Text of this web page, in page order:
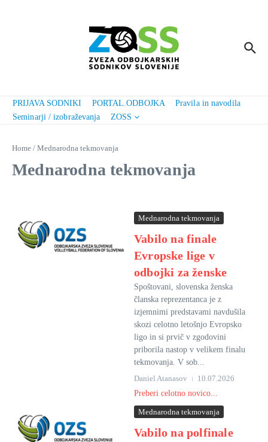
PRIJAVA SODNIKI PORTAL.ODBOJKA
Pravila in navodila
Seminarji / izobraževanja
ZOSS
Home / Mednarodna tekmovanja
Mednarodna tekmovanja
Mednarodna tekmovanja
Vabilo na finale
Evropske lige v
odbojki za ženske
Spoštovani, slovenska ženska
članska reprezentanca je z
izjemnimi predstavami navdušila
skozi celotno letošnjo Evropsko
ligo in si prvič v zgodovini
priborila nastop v velikem finalu
tekmovanja. V sob...
Daniel Atanasov
10.07.2026
Preberi celotno novico...
Mednarodna tekmovanja
Vabilo na polfinale